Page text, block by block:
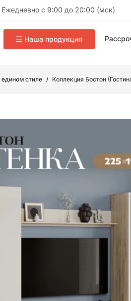
Ежедневно с 9:00 до 20:00 (мск)
Наша продукция
стиле Коллекция Бостон